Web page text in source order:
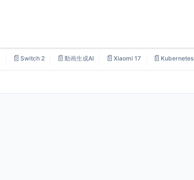
📄 Switch 2 📄 動画生成AI 📄 Xiaomi 17 📄 Kubernetes